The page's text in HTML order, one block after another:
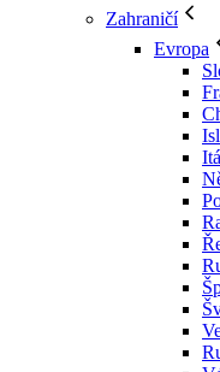
Zahraničí
Evropa